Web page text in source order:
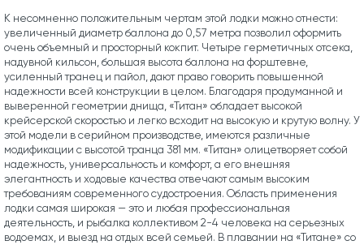
К несомненно положительным чертам этой лодки можно отнести:
увеличенный диаметр баллона до 0,57 метра позволил оформить
очень объемный и просторный кокпит. Четыре герметичных отсека,
надувной кильсон, большая высота баллона на форштевне,
усиленный транец и пайол, дают право говорить повышенной
надежности всей конструкции в целом. Благодаря продуманной и
выверенной геометрии днища, «Титан» обладает высокой
крейсерской скоростью и легко всходит на высокую и крутую волну. У
этой модели в серийном производстве, имеются различные
модификации с высотой транца 381 мм. «Титан» олицетворяет собой
надежность, универсальность и комфорт, а его внешняя
элегантность и ходовые качества отвечают самым высоким
требованиям современного судостроения. Область применения
лодки самая широкая — это и любая профессиональная
деятельность, и рыбалка коллективом 2-4 человека на серьезных
водоемах, и выезд на отдых всей семьей. В плавании на «Титане» со